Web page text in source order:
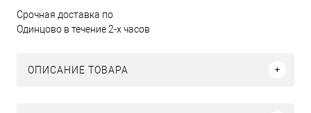
Срочная доставка по
Одинцово в течение 2-х часов
ОПИСАНИЕ ТОВАРА